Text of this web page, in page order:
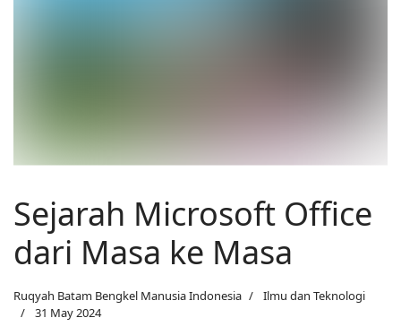
Sejarah Microsoft Office
dari Masa ke Masa
Ruqyah Batam Bengkel Manusia Indonesia
Ilmu dan Teknologi
31 May 2024